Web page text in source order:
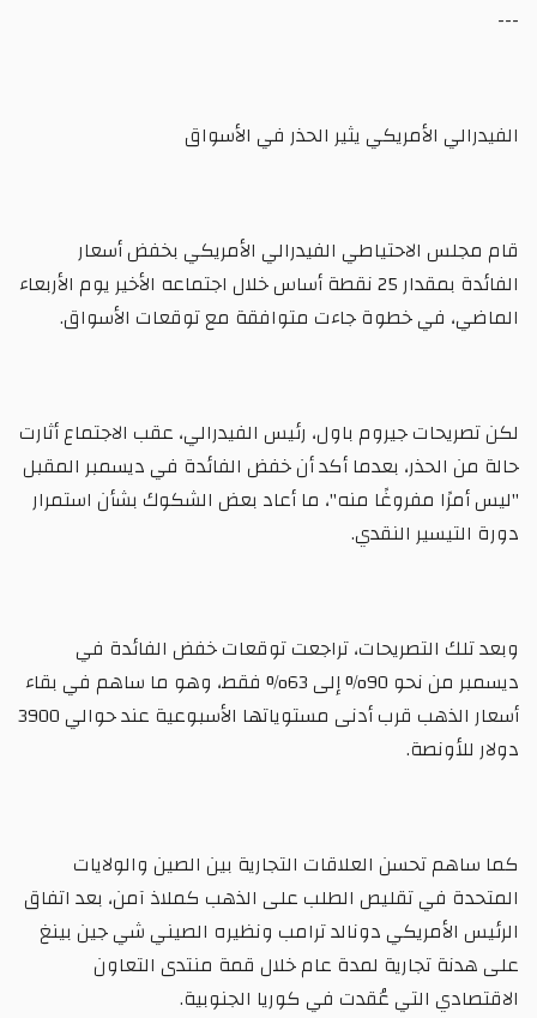
---
الفيدرالي الأمريكي يثير الحذر في الأسواق
قام مجلس الاحتياطي الفيدرالي الأمريكي بخفض أسعار
الفائدة بمقدار 25 نقطة أساس خلال اجتماعه الأخير يوم الأربعاء
الماضي، في خطوة جاءت متوافقة مع توقعات الأسواق.
لكن تصريحات جيروم باول، رئيس الفيدرالي، عقب الاجتماع أثارت
حالة من الحذر، بعدما أكد أن خفض الفائدة في ديسمبر المقبل
"ليس أمرًا مفروغًا منه"، ما أعاد بعض الشكوك بشأن استمرار
دورة التيسير النقدي.
وبعد تلك التصريحات، تراجعت توقعات خفض الفائدة في
ديسمبر من نحو 90% إلى 63% فقط، وهو ما ساهم في بقاء
أسعار الذهب قرب أدنى مستوياتها الأسبوعية عند حوالي 3900
دولار للأونصة.
كما ساهم تحسن العلاقات التجارية بين الصين والولايات
المتحدة في تقليص الطلب على الذهب كملاذ آمن، بعد اتفاق
الرئيس الأمريكي دونالد ترامب ونظيره الصيني شي جين بينغ
على هدنة تجارية لمدة عام خلال قمة منتدى التعاون
الاقتصادي التي عُقدت في كوريا الجنوبية.